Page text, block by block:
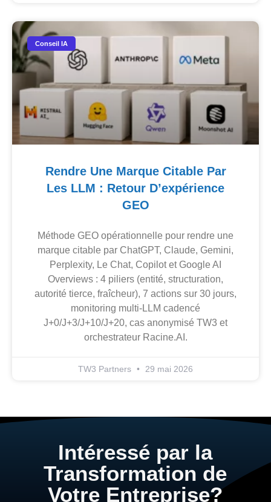
Conseil IA
Rendre Une Marque Citable Par
Les LLM : Retour D’expérience
GEO
Méthode GEO opérationnelle pour rendre une
marque citable par ChatGPT, Claude, Gemini,
Perplexity, Le Chat, Copilot et Google AI
Overviews : 4 piliers (entité, structuration,
autorité tierce, fraîcheur), 7 actions sur 30 jours,
monitoring multi-LLM cadencé
J+0/J+3/J+10/J+20, cas anonymisé TW3 et
orchestrateur Racine.AI.
TW3 Partners 29 mai 2026
Intéressé par la
Transformation de
Votre Entreprise?